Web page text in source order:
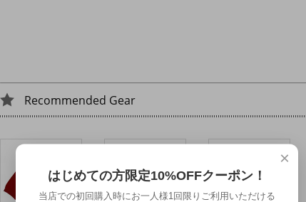
Recommended Gear
×
はじめての方限定10%OFFクーポン！
当店での初回購入時にお一人様1回限りご利用いただける